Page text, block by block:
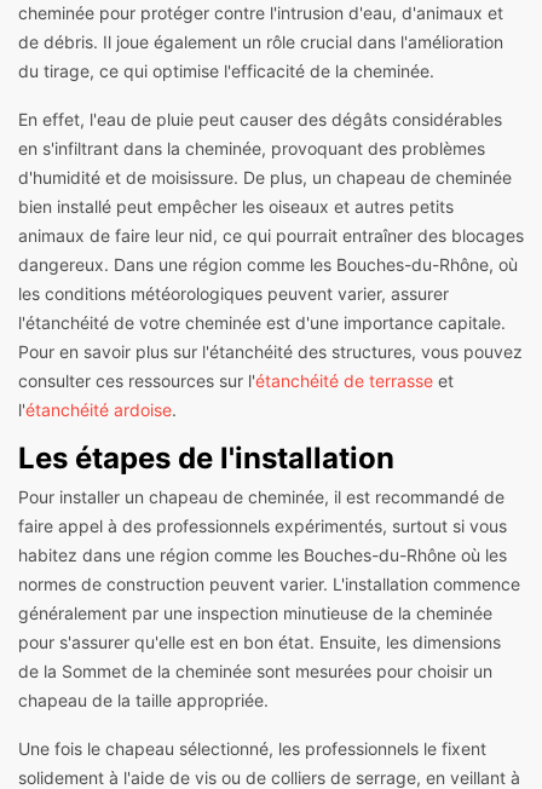
cheminée pour protéger contre l'intrusion d'eau, d'animaux et
de débris. Il joue également un rôle crucial dans l'amélioration
du tirage, ce qui optimise l'efficacité de la cheminée.
En effet, l'eau de pluie peut causer des dégâts considérables
en s'infiltrant dans la cheminée, provoquant des problèmes
d'humidité et de moisissure. De plus, un chapeau de cheminée
bien installé peut empêcher les oiseaux et autres petits
animaux de faire leur nid, ce qui pourrait entraîner des blocages
dangereux. Dans une région comme les Bouches-du-Rhône, où
les conditions météorologiques peuvent varier, assurer
l'étanchéité de votre cheminée est d'une importance capitale.
Pour en savoir plus sur l'étanchéité des structures, vous pouvez
consulter ces ressources sur l'étanchéité de terrasse et
l'étanchéité ardoise.
Les étapes de l'installation
Pour installer un chapeau de cheminée, il est recommandé de
faire appel à des professionnels expérimentés, surtout si vous
habitez dans une région comme les Bouches-du-Rhône où les
normes de construction peuvent varier. L'installation commence
généralement par une inspection minutieuse de la cheminée
pour s'assurer qu'elle est en bon état. Ensuite, les dimensions
de la Sommet de la cheminée sont mesurées pour choisir un
chapeau de la taille appropriée.
Une fois le chapeau sélectionné, les professionnels le fixent
solidement à l'aide de vis ou de colliers de serrage, en veillant à